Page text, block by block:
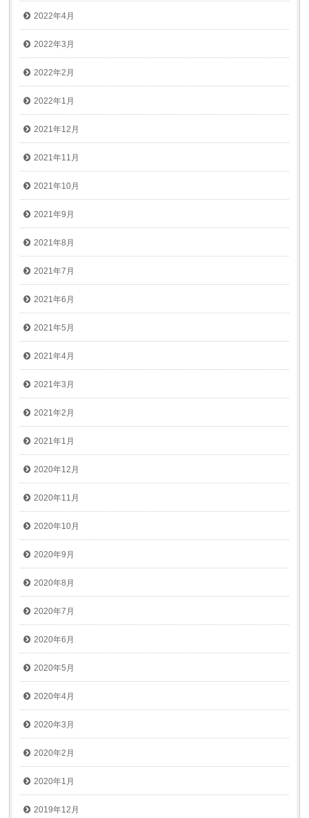
2022年4月
2022年3月
2022年2月
2022年1月
2021年12月
2021年11月
2021年10月
2021年9月
2021年8月
2021年7月
2021年6月
2021年5月
2021年4月
2021年3月
2021年2月
2021年1月
2020年12月
2020年11月
2020年10月
2020年9月
2020年8月
2020年7月
2020年6月
2020年5月
2020年4月
2020年3月
2020年2月
2020年1月
2019年12月